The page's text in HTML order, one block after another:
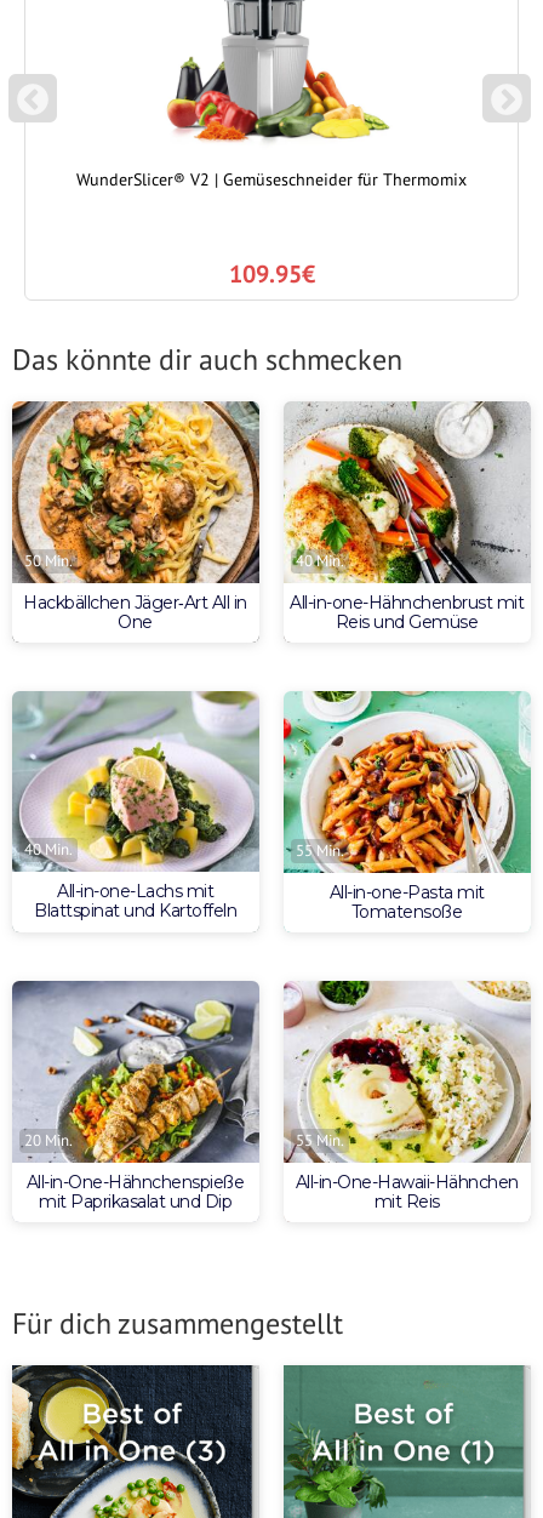
P
REVIOUS
WunderSlicer® V2 | Gemüseschneider für Thermomix
109.95€
N
EXT
Das könnte dir auch schmecken
50 Min.
Hackbällchen Jäger‑Art All in
One
40 Min.
All-in-one-Hähnchenbrust mit
Reis und Gemüse
40 Min.
All-in-one-Lachs mit
Blattspinat und Kartoffeln
55 Min.
All-in-one-Pasta mit
Tomatensoße
20 Min.
All-in-One-Hähnchenspieße
mit Paprikasalat und Dip
55 Min.
All-in-One-Hawaii-Hähnchen
mit Reis
Für dich zusammengestellt